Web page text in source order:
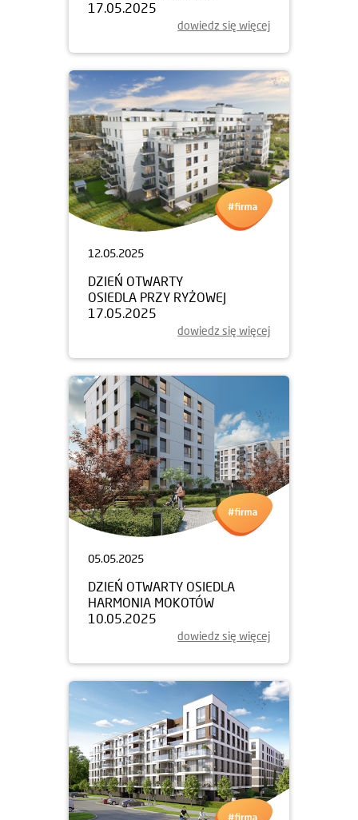
17.05.2025
dowiedz się więcej
12.05.2025
DZIEŃ OTWARTY
OSIEDLA PRZY RYŻOWEJ
17.05.2025
dowiedz się więcej
05.05.2025
DZIEŃ OTWARTY OSIEDLA
HARMONIA MOKOTÓW
10.05.2025
dowiedz się więcej